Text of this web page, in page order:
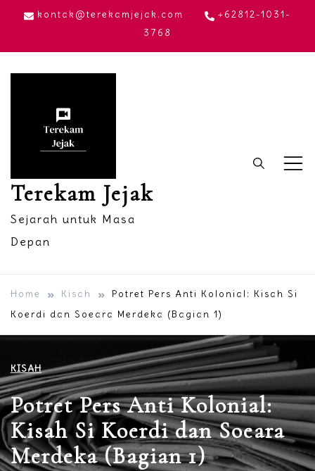
Skip
content
kontak@terekamjejak.com
+62812-1031-
3768
Terekam Jejak
Sejarah untuk Masa
Depan
Home Kisah
Potret Pers Anti Kolonial: Kisah Si
Koerdi dan Soeara Merdeka (Bagian 1)
KISAH
Potret Pers Anti Kolonial:
Kisah Si Koerdi dan Soeara
Merdeka (Bagian 1)